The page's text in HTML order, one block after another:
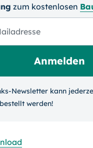
zum kosten­losen
Newsletter kann
werden!